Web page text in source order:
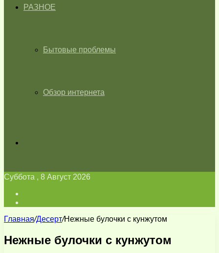
РАЗНОЕ
Бытовые проблемы
Обзор интернета
Суббота , 8 Август 2026
Главная/Десерт/Нежные булочки с кунжутом
Нежные булочки с кунжутом